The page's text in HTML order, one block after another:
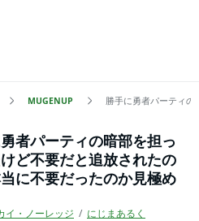
MUGENUP 勝手に勇者パーティ
者パーティの暗部を担っ
ど不要だと追放されたの
に不要だったのか見極め
イ・ノーレッジ
にじまあるく